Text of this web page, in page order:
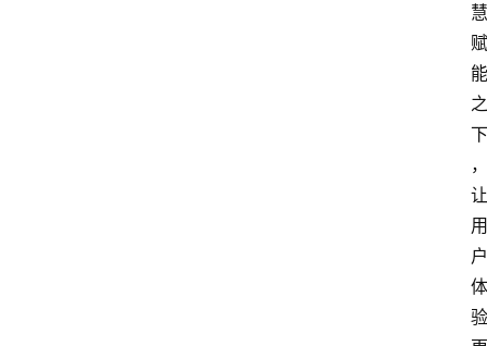
慧
赋
能
之
下
，
让
用
户
体
验